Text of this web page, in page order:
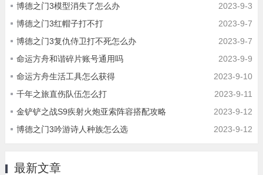
2023-9-3
博德之门3模型消失了怎么办
2023-9-7
博德之门3红帽子打不打
2023-9-7
博德之门3复仇侍卫打不死怎么办
2023-9-9
命运方舟和谐碎片账号通用吗
2023-9-10
命运方舟生活工具怎么获得
2023-9-11
千年之旅直伤队伍怎么打
2023-9-12
金铲铲之战S9疾射火炮亚索阵容搭配攻略
2023-9-12
博德之门3吟游诗人种族怎么选
最新文章